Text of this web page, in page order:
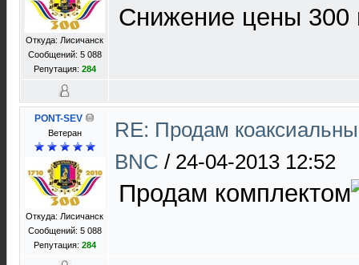
Откуда: Лисичанск
Сообщений: 5 088
Репутация: 284
Снижение цены 300
PONT-SEV
Ветеран
Откуда: Лисичанск
Сообщений: 5 088
Репутация: 284
RE: Продам
BNC / 24-04-2013 12:52
Продам комплектом